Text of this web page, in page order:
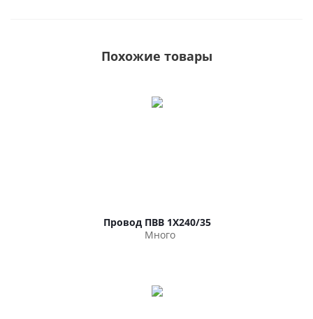
Похожие товары
Провод ПВВ 1Х240/35
Много